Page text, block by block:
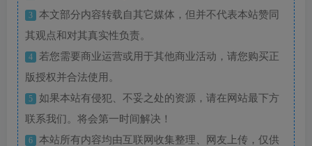
3
本文部分内容转载自其它媒体，但并不代表本站赞同
其观点和对其真实性负责。
4
若您需要商业运营或用于其他商业活动，请您购买正
版授权并合法使用。
5
如果本站有侵犯、不妥之处的资源，请在网站最下方
联系我们。将会第一时间解决！
6
本站所有内容均由互联网收集整理、网友上传，仅供